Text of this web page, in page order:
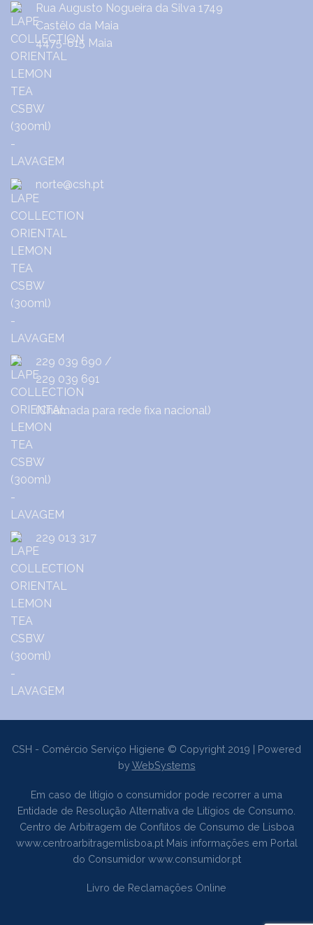
Rua Augusto Nogueira da Silva 1749
Castêlo da Maia
4475-615 Maia
norte@csh.pt
229 039 690 /
229 039 691
(Chamada para rede fixa nacional)
229 013 317
CSH - Comércio Serviço Higiene © Copyright 2019 | Powered
byWebSystems
Em caso de litígio o consumidor pode recorrer a uma
Entidade de Resolução Alternativa de Litígios de Consumo.
Centro de Arbitragem de Conflitos de Consumo de Lisboa
www.centroarbitragemlisboa.ptMais informações em Portal
do Consumidor www.consumidor.pt
Livro de Reclamações Online